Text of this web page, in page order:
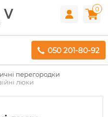
0
050 201-80-92
перегородки
люки